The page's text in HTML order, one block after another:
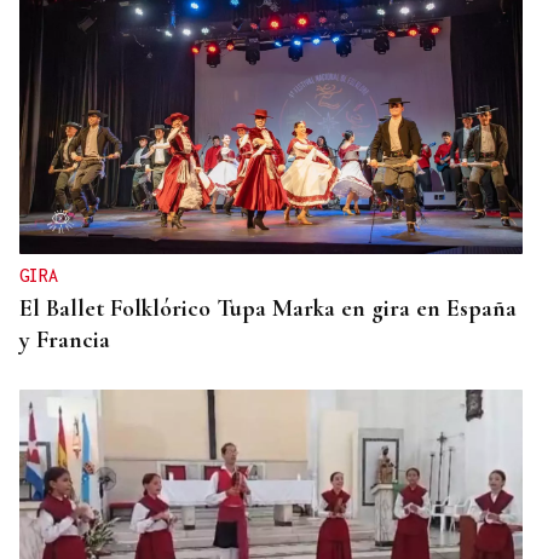
GIRA
El Ballet Folklórico Tupa Marka en gira en España
y Francia